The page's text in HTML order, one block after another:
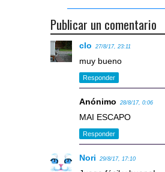
Publicar un comentario
clo 27/8/17, 23:11
muy bueno
Responder
Anónimo 28/8/17, 0:06
MAI ESCAPO
Responder
Nori 29/8/17, 17:10